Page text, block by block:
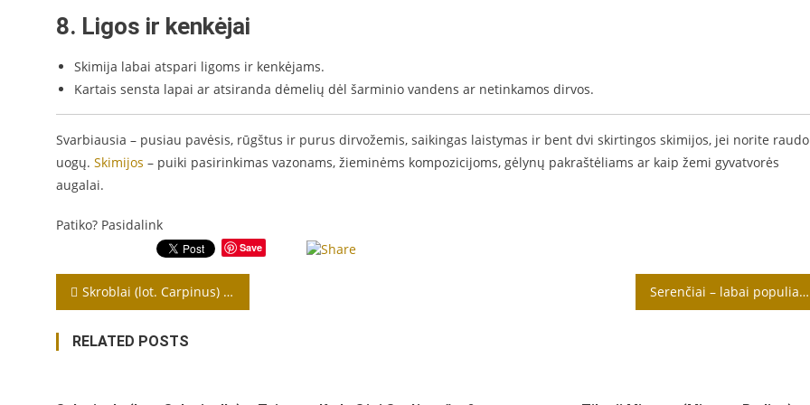
8. Ligos ir kenkėjai
Skimija labai atspari ligoms ir kenkėjams.
Kartais sensta lapai ar atsiranda dėmelių dėl šarminio vandens ar netinkamos dirvos.
Svarbiausia – pusiau pavėsis, rūgštus ir purus dirvožemis, saikingas laistymas ir bent dvi skirtingos skimijos, jei norite
uogų. Skimijos – puiki pasirinkimas vazonams, žieminėms kompozicijoms, gėlynų pakraštėliams ar kaip žemi gyvatvorės
augalai.
Patiko? Pasidalink
Save
Navigacija
tarp
įrašų
Skroblai (lot. Carpinus) – tai Lietuvoje dažnai auginami medžiai Serenčiai – labai populiarios vienmetės gėlės
RELATED POSTS